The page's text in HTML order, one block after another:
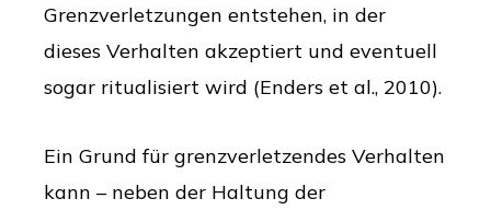
Grenzverletzungen entstehen, in der
dieses Verhalten akzeptiert und eventuell
sogar ritualisiert wird (Enders et al., 2010).
Ein Grund für grenzverletzendes Verhalten
kann – neben der Haltung der